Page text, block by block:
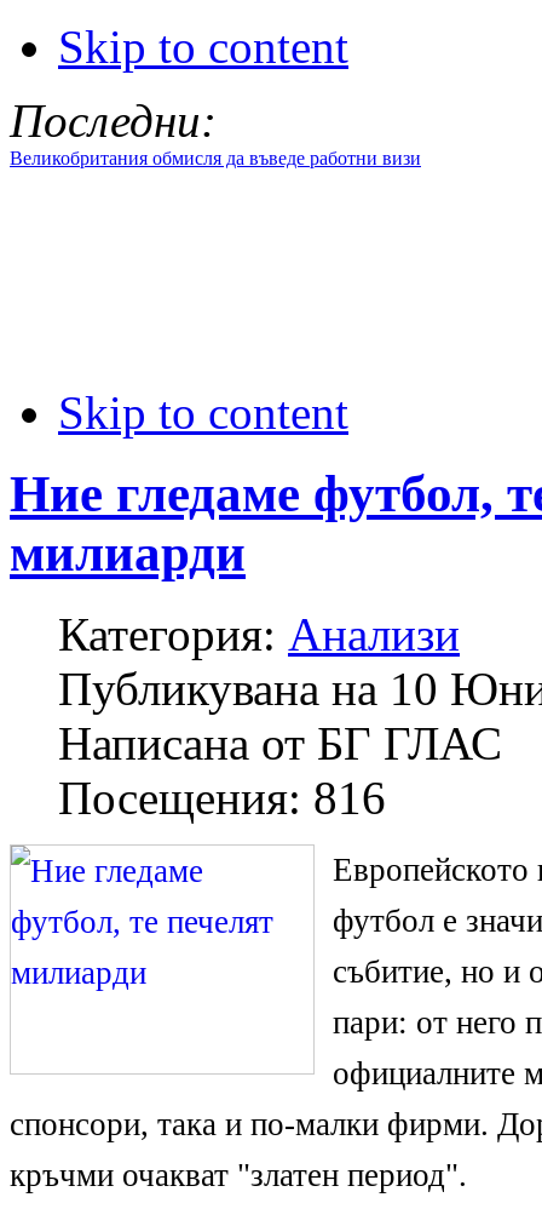
Skip to content
Последни:
Великобритания обмисля да въведе работни визи
Skip to content
Ние гледаме футбол,
милиарди
Категория: Анализи
Публикувана на 10
Написана от БГ ГЛАС
Посещения: 816
Eвропейското
футбол е
събитие, но и
пари: от него
официалните
спонсори, така и по-малки фирми.
кръчми очакват "златен период".